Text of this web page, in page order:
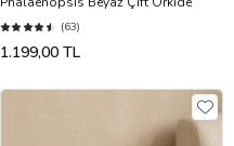
(63)
1.199,00 TL